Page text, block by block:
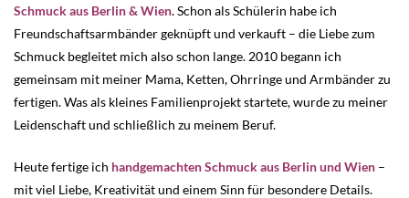
Schmuck aus Berlin & Wien. Schon als Schülerin habe ich
Freundschaftsarmbänder geknüpft und verkauft – die Liebe zum
Schmuck begleitet mich also schon lange. 2010 begann ich
gemeinsam mit meiner Mama, Ketten, Ohrringe und Armbänder zu
fertigen. Was als kleines Familienprojekt startete, wurde zu meiner
Leidenschaft und schließlich zu meinem Beruf.
Heute fertige ich handgemachten Schmuck aus Berlin und Wien –
mit viel Liebe, Kreativität und einem Sinn für besondere Details.